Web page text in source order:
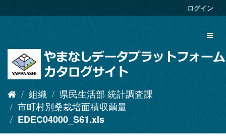
キ
ログイン
組織
県民生活部 統計調査課
市町村別桑栽培面積収繭量
EDEC04000_S61.xls